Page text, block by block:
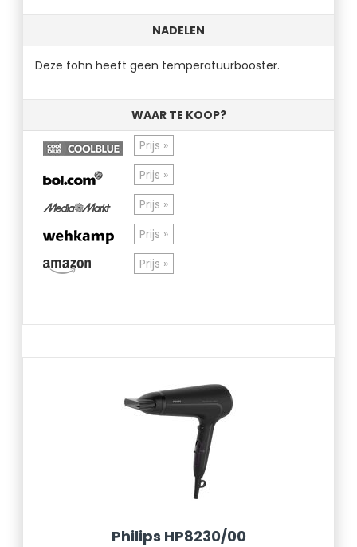
NADELEN
Deze fohn heeft geen temperatuurbooster.
WAAR TE KOOP?
Prijs »
Prijs »
Prijs »
Prijs »
Prijs »
Philips HP8230/00